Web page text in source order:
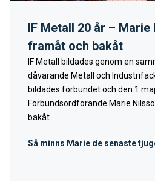
IF Metall 20 år –
framåt och bakåt
IF Metall bildades genom en
dåvarande Metall och
bildades förbundet och den 1
Förbundsordförande Marie
bakåt.
Så minns Marie de senaste